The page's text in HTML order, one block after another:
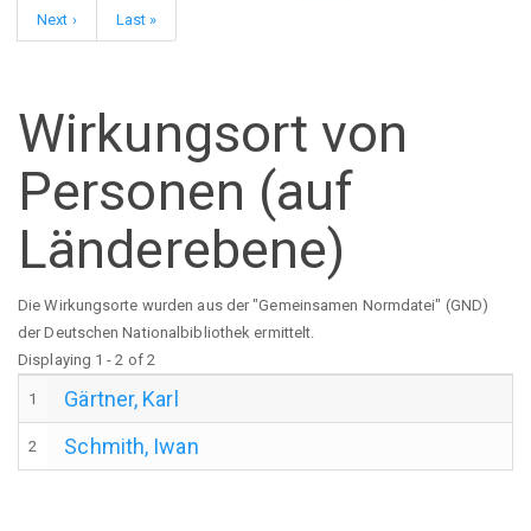
Nächste
Seite
Next ›
Letzte
Seite
Last »
Wirkungsort von
Personen (auf
Länderebene)
Die Wirkungsorte wurden aus der "Gemeinsamen Normdatei" (GND)
der Deutschen Nationalbibliothek ermittelt.
Displaying 1 - 2 of 2
1 Gärtner, Karl
2 Schmith, Iwan